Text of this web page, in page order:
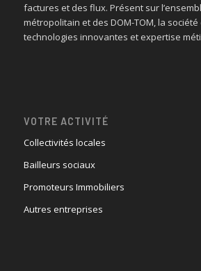
factures et des flux. Présent sur
métropolitain et des DOM-TOM, la société
technologies innovantes et expertise
VOTRE ACTIVITÉ
Collectivités locales
Bailleurs sociaux
Promoteurs Immobiliers
Autres entreprises